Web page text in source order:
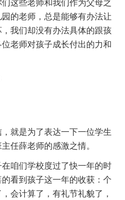
这些老师和我们作为父母之
的老师，总是能够有办法让
我们却没有办法具体的跟孩
老师对孩子成长付出的力和
就是为了表达一下一位学生
任薛老师的感激之情。
咱们学校度过了快一年的时
看到孩子这一年的收获：个
会计算了，有礼节礼貌了，